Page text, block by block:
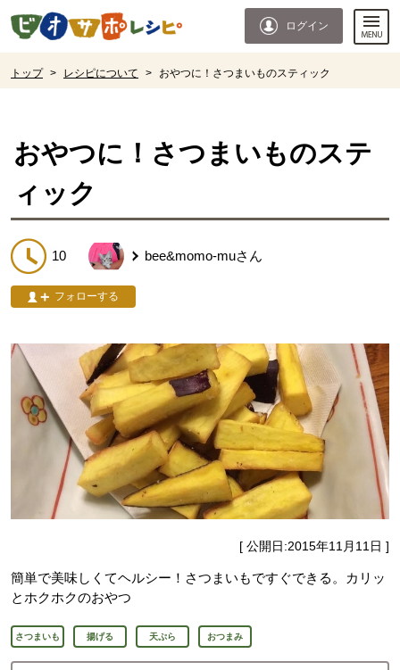
ページの先頭です。
ログイン
トップ > レシピについて > おやつに！さつまいものスティック
おやつに！さつまいものステ
ィック
10 bee&momo-muさん
フォローする
[ 公開日:2015年11月11日 ]
簡単で美味しくてヘルシー！さつまいもですぐできる。カリッ
とホクホクのおやつ
さつまいも 揚げる 天ぷら おつまみ